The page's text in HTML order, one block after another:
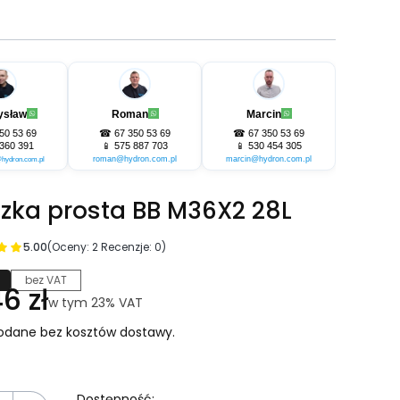
53 69
391
Roman
☎ 67 350 53 69
📱 575 887 703
roman@hydron.com.pl
Marcin
☎ 67 350 53 69
📱 530 454 305
marcin@hydron.com.pl
prosta BB M36X2 28L
5.00(Oceny: 2 Recenzje: 0)
bez VAT
złw tym 23% VAT
w tym 23% VAT
bez kosztów dostawy.